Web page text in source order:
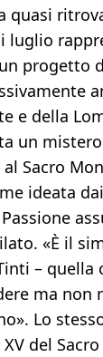
quasi
luglio
progetto
e della
un
Sacro
ideata
«È il
– quella
ma non
Lo
del